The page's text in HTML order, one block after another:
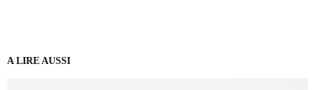
A LIRE AUSSI